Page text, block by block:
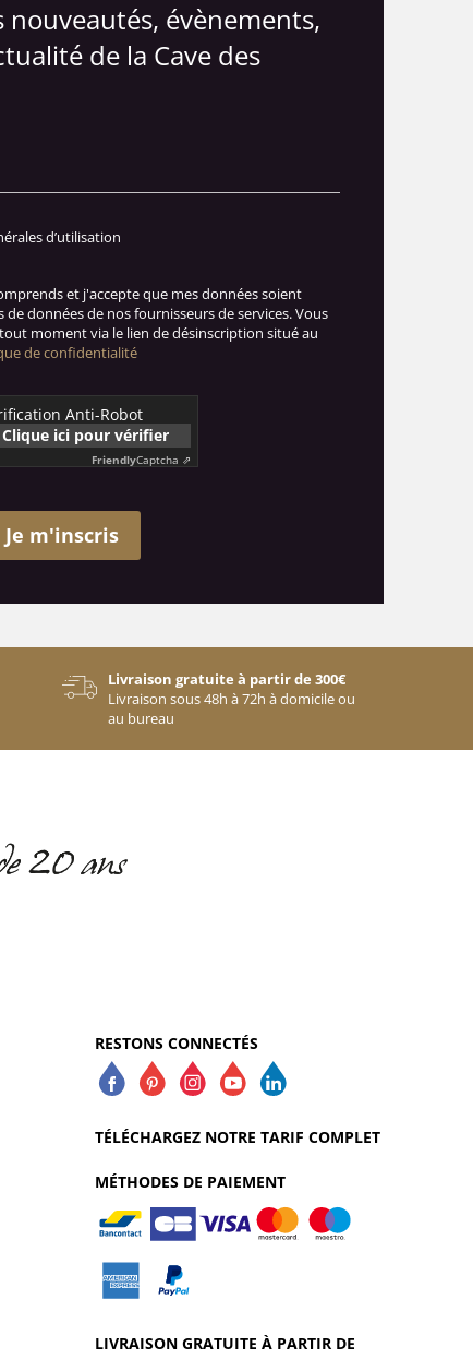
nouveautés, évènements,
de la Cave des
d’utilisation
et j'accepte que mes données soient
de données de nos fournisseurs de services. Vous
moment via le lien de désinscription situé au
de confidentialité
Anti-Robot
Clique ici pour vérifier
FriendlyCaptcha ⇗
Je m'inscris
Livraison gratuite à partir de 300€
Livraison sous 48h à 72h à domicile ou
au bureau
RESTONS CONNECTÉS
TÉLÉCHARGEZ NOTRE TARIF COMPLET
MÉTHODES DE PAIEMENT
LIVRAISON GRATUITE À PARTIR DE